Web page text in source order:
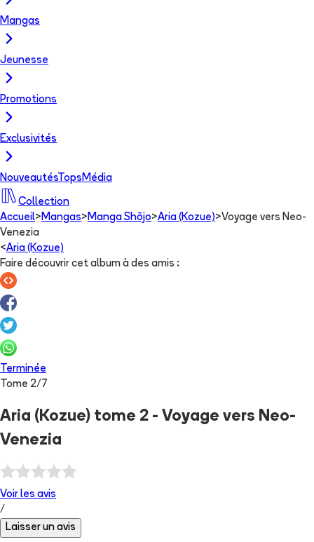
Mangas
Jeunesse
Promotions
Exclusivités
NouveautésTops Média
Collection
Accueil> Mangas> Manga Shōjo>Aria (Kozue)>Voyage vers Neo-
Venezia
<Aria (Kozue)
Faire découvrir cet album à des amis :
Terminée
Tome 2/ 7
Aria (Kozue) tome 2 - Voyage vers Neo-
Venezia
Voir les avis
/
Laisser un avis